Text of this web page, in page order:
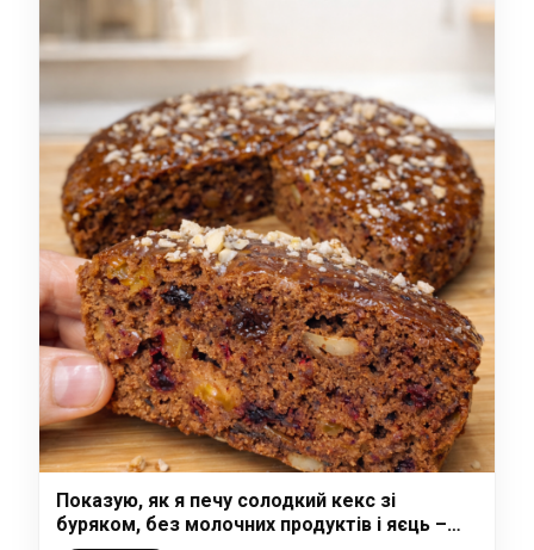
Показую, як я печу солодкий кекс зі
буряком, без молочних продуктів і яєць –